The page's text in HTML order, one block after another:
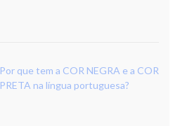
Por que tem a COR NEGRA e a COR
PRETA na língua portuguesa?